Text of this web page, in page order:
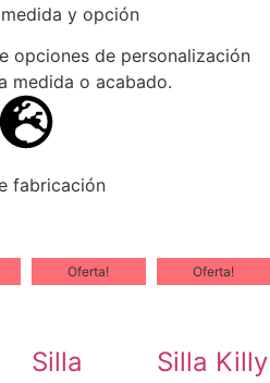
y opción
opciones de personalización
medida o acabado.
fabricación
Oferta!
Silla
Oferta!
Silla Killy